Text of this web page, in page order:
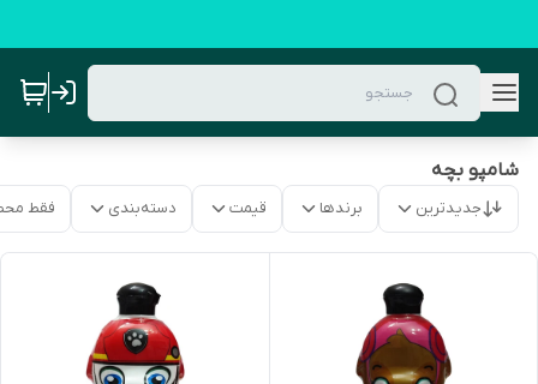
شامپو بچه
جدیدترین برندها قیمت دسته‌بندی فقط